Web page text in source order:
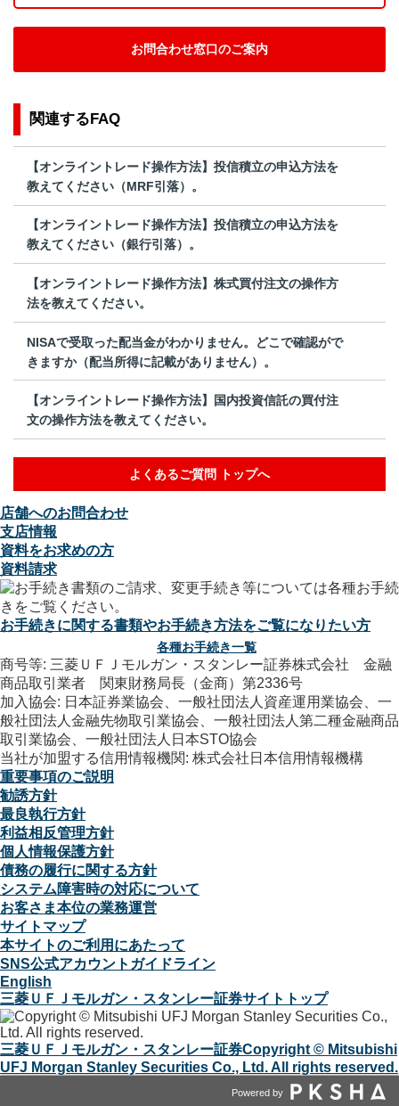
お問合わせ窓口のご案内
関連するFAQ
【オンライントレード操作方法】投信積立の申込方法を
教えてください（MRF引落）。
【オンライントレード操作方法】投信積立の申込方法を
教えてください（銀行引落）。
【オンライントレード操作方法】株式買付注文の操作方
法を教えてください。
NISAで受取った配当金がわかりません。どこで確認がで
きますか（配当所得に記載がありません）。
【オンライントレード操作方法】国内投資信託の買付注
文の操作方法を教えてください。
よくあるご質問 トップへ
店舗へのお問合わせ
支店情報
資料をお求めの方
資料請求
お手続きに関する書類やお手続き方法をご覧になりたい方
各種お手続き一覧
商号等: 三菱ＵＦＪモルガン・スタンレー証券株式会社 金融
商品取引業者 関東財務局長（金商）第2336号
加入協会: 日本証券業協会、一般社団法人資産運用業協会、一
般社団法人金融先物取引業協会、一般社団法人第二種金融商品
取引業協会、一般社団法人日本STO協会
当社が加盟する信用情報機関: 株式会社日本信用情報機構
重要事項のご説明
勧誘方針
最良執行方針
利益相反管理方針
個人情報保護方針
債務の履行に関する方針
システム障害時の対応について
お客さま本位の業務運営
サイトマップ
本サイトのご利用にあたって
SNS公式アカウントガイドライン
English
三菱ＵＦＪモルガン・スタンレー証券サイトトップ
三菱ＵＦＪモルガン・スタンレー証券Copyright © Mitsubishi
UFJ Morgan Stanley Securities Co., Ltd. All rights reserved.
Powered by